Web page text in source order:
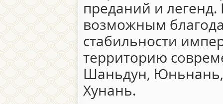
преданий и легенд.
возможным
стабильности
территорию
Шаньдун, Юньнань,
Хунань.